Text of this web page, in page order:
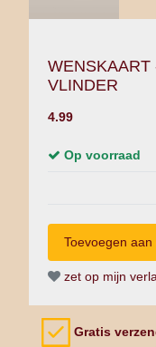
WENSKAART
VLINDER
4.99
Op voorraad
zet op mijn
Gratis